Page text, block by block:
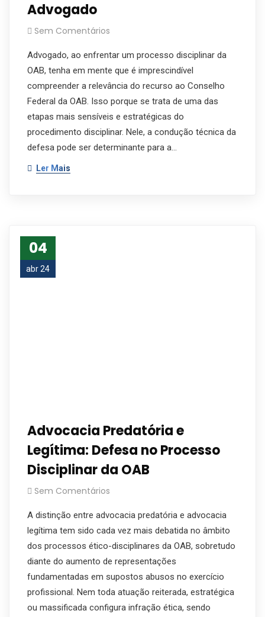
Advogado
Sem Comentários
Advogado, ao enfrentar um processo disciplinar da
OAB, tenha em mente que é imprescindível
compreender a relevância do recurso ao Conselho
Federal da OAB. Isso porque se trata de uma das
etapas mais sensíveis e estratégicas do
procedimento disciplinar. Nele, a condução técnica da
defesa pode ser determinante para a…
Ler Mais
04
abr 24
Advocacia Predatória e
Legítima: Defesa no Processo
Disciplinar da OAB
Sem Comentários
A distinção entre advocacia predatória e advocacia
legítima tem sido cada vez mais debatida no âmbito
dos processos ético-disciplinares da OAB, sobretudo
diante do aumento de representações
fundamentadas em supostos abusos no exercício
profissional. Nem toda atuação reiterada, estratégica
ou massificada configura infração ética, sendo